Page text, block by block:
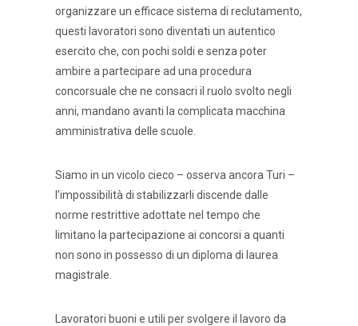
organizzare un efficace sistema di reclutamento,
questi lavoratori sono diventati un autentico
esercito che, con pochi soldi e senza poter
ambire a partecipare ad una procedura
concorsuale che ne consacri il ruolo svolto negli
anni, mandano avanti la complicata macchina
amministrativa delle scuole.
Siamo in un vicolo cieco – osserva ancora Turi –
l’impossibilità di stabilizzarli discende dalle
norme restrittive adottate nel tempo che
limitano la partecipazione ai concorsi a quanti
non sono in possesso di un diploma di laurea
magistrale.
Lavoratori buoni e utili per svolgere il lavoro da